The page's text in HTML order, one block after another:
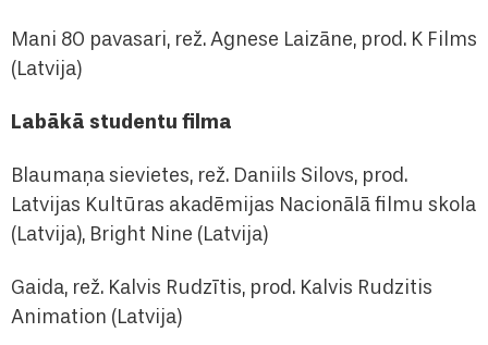
Mani 80 pavasari, rež. Agnese Laizāne, prod. K Films
(Latvija)
Labākā studentu filma
Blaumaņa sievietes, rež. Daniils Silovs, prod.
Latvijas Kultūras akadēmijas Nacionālā filmu skola
(Latvija), Bright Nine (Latvija)
Gaida, rež. Kalvis Rudzītis, prod. Kalvis Rudzitis
Animation (Latvija)